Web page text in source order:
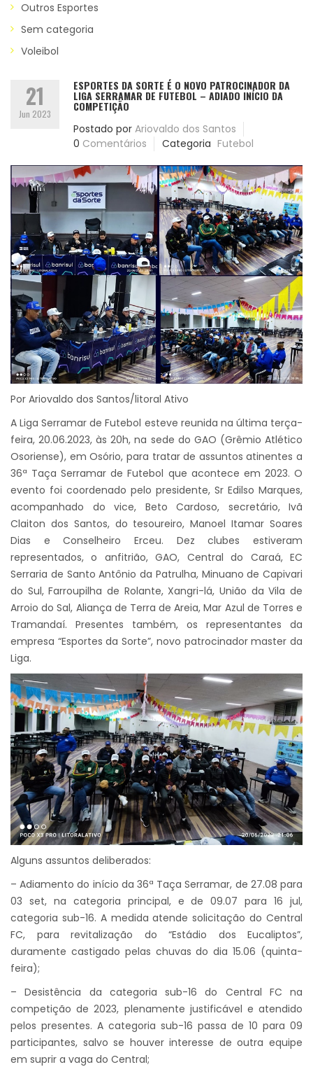
Outros Esportes
Sem categoria
Voleibol
21
Jun 2023
ESPORTES DA SORTE É O NOVO PATROCINADOR DA
LIGA SERRAMAR DE FUTEBOL – ADIADO INÍCIO DA
COMPETIÇÃO
Postado por Ariovaldo dos Santos
0 Comentários Categoria Futebol
Por Ariovaldo dos Santos/litoral Ativo
A Liga Serramar de Futebol esteve reunida na última terça-
feira, 20.06.2023, às 20h, na sede do GAO (Grêmio Atlético
Osoriense), em Osório, para tratar de assuntos atinentes a
36ª Taça Serramar de Futebol que acontece em 2023. O
evento foi coordenado pelo presidente, Sr Edilso Marques,
acompanhado do vice, Beto Cardoso, secretário, Ivã
Claiton dos Santos, do tesoureiro, Manoel Itamar Soares
Dias e Conselheiro Erceu. Dez clubes estiveram
representados, o anfitrião, GAO, Central do Caraá, EC
Serraria de Santo Antônio da Patrulha, Minuano de Capivari
do Sul, Farroupilha de Rolante, Xangri-lá, União da Vila de
Arroio do Sal, Aliança de Terra de Areia, Mar Azul de Torres e
Tramandaí. Presentes também, os representantes da
empresa “Esportes da Sorte”, novo patrocinador master da
Liga.
Alguns assuntos deliberados:
– Adiamento do início da 36ª Taça Serramar, de 27.08 para
03 set, na categoria principal, e de 09.07 para 16 jul,
categoria sub-16. A medida atende solicitação do Central
FC, para revitalização do “Estádio dos Eucaliptos”,
duramente castigado pelas chuvas do dia 15.06 (quinta-
feira);
– Desistência da categoria sub-16 do Central FC na
competição de 2023, plenamente justificável e atendido
pelos presentes. A categoria sub-16 passa de 10 para 09
participantes, salvo se houver interesse de outra equipe
em suprir a vaga do Central;